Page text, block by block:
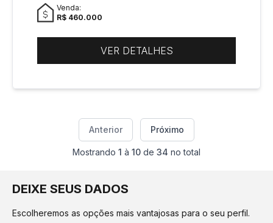
Venda:
R$ 460.000
VER DETALHES
Anterior Próximo
Mostrando 1 à 10 de 34 no total
DEIXE SEUS DADOS
Escolheremos as opções mais vantajosas para o seu perfil.